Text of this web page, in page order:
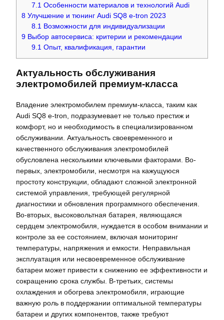
7.1 Особенности материалов и технологий Audi
8 Улучшение и тюнинг Audi SQ8 e-tron 2023
8.1 Возможности для индивидуализации
9 Выбор автосервиса: критерии и рекомендации
9.1 Опыт, квалификация, гарантии
Актуальность обслуживания
электромобилей премиум-класса
Владение электромобилем премиум-класса, таким как
Audi SQ8 e-tron, подразумевает не только престиж и
комфорт, но и необходимость в специализированном
обслуживании. Актуальность своевременного и
качественного обслуживания электромобилей
обусловлена несколькими ключевыми факторами. Во-
первых, электромобили, несмотря на кажущуюся
простоту конструкции, обладают сложной электронной
системой управления, требующей регулярной
диагностики и обновления программного обеспечения.
Во-вторых, высоковольтная батарея, являющаяся
сердцем электромобиля, нуждается в особом внимании и
контроле за ее состоянием, включая мониторинг
температуры, напряжения и емкости. Неправильная
эксплуатация или несвоевременное обслуживание
батареи может привести к снижению ее эффективности и
сокращению срока службы. В-третьих, системы
охлаждения и обогрева электромобиля, играющие
важную роль в поддержании оптимальной температуры
батареи и других компонентов, также требуют